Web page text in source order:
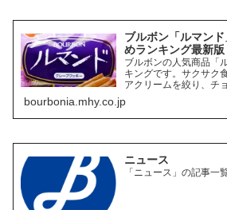
ブルボン「ルマン
めランキング最新版
ブルボンの人気商品「
キングです。サクサク
アクリームを絞り、チ
したお菓子「ルマンド
の商品があります。こ
すすめの商品を3つご
bourbonia.mhy.co.jp
ニュース
「ニュース」の記事一